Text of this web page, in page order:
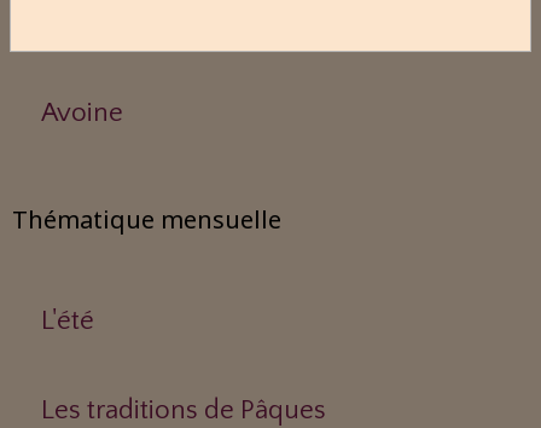
Avoine
Thématique mensuelle
L'été
Les traditions de Pâques